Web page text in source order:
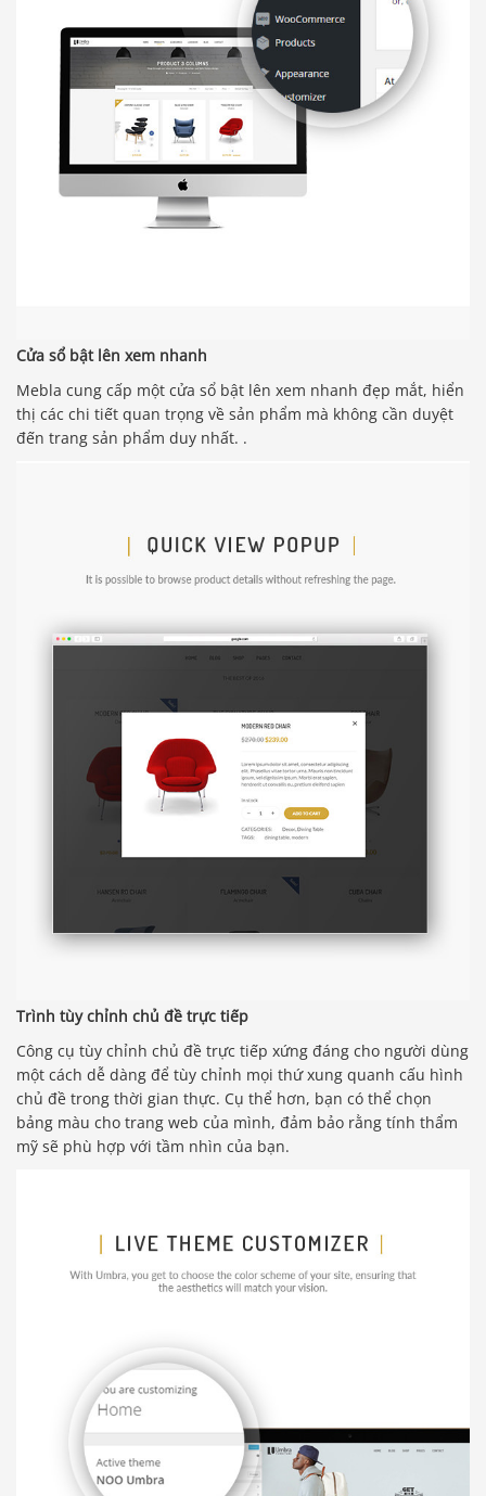
Cửa sổ bật lên xem nhanh
Mebla cung cấp một cửa sổ bật lên xem nhanh đẹp mắt, hiển
thị các chi tiết quan trọng về sản phẩm mà không cần duyệt
đến trang sản phẩm duy nhất. .
Trình tùy chỉnh chủ đề trực tiếp
Công cụ tùy chỉnh chủ đề trực tiếp xứng đáng cho người dùng
một cách dễ dàng để tùy chỉnh mọi thứ xung quanh cấu hình
chủ đề trong thời gian thực. Cụ thể hơn, bạn có thể chọn
bảng màu cho trang web của mình, đảm bảo rằng tính thẩm
mỹ sẽ phù hợp với tầm nhìn của bạn.